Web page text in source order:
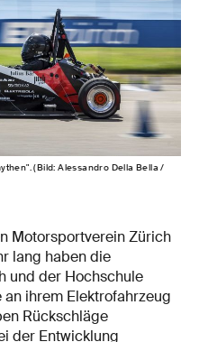
(Bild: Alessandro Della Bella /
Motorsportverein Zürich
lang haben die
und der Hochschule
ihrem Elektrofahrzeug
Rückschläge
der Entwicklung